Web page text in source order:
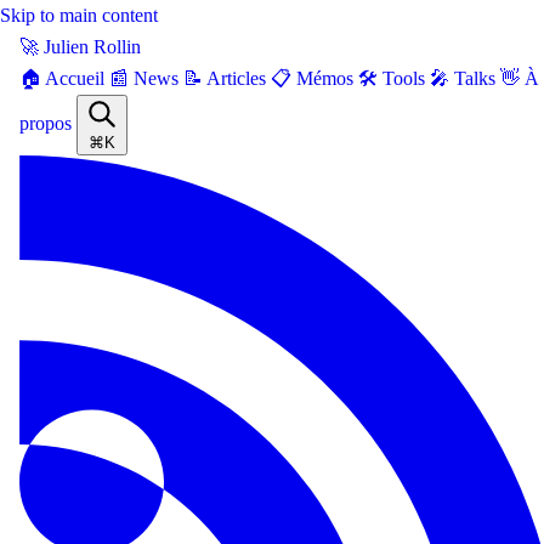
Skip to main content
🚀 Julien Rollin
🏠 Accueil 📰 News 📝 Articles 📋 Mémos 🛠️ Tools 🎤 Talks 👋 À
propos
⌘K